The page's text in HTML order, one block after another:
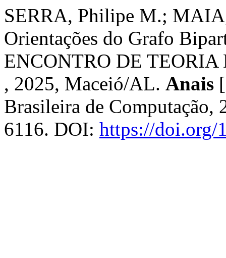
SERRA, Philipe M.;
Orientações do Grafo
ENCONTRO DE
, 2025, Maceió/AL. Anais
Brasileira de
6116. DOI: https://doi.org/